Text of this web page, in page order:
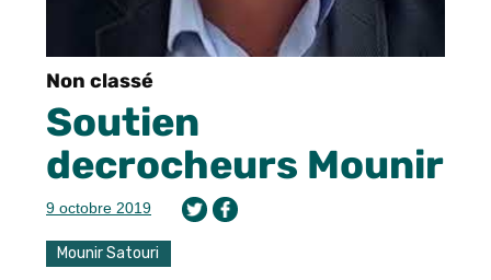
Non classé
Soutien
decrocheurs Mounir
9 octobre 2019
Mounir Satouri